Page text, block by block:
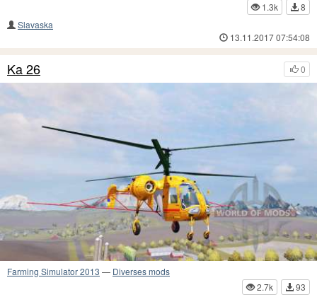
1.3k
8
Slavaska
13.11.2017 07:54:08
0
Ka 26
Farming Simulator 2013 — Diverses mods
2.7k
93